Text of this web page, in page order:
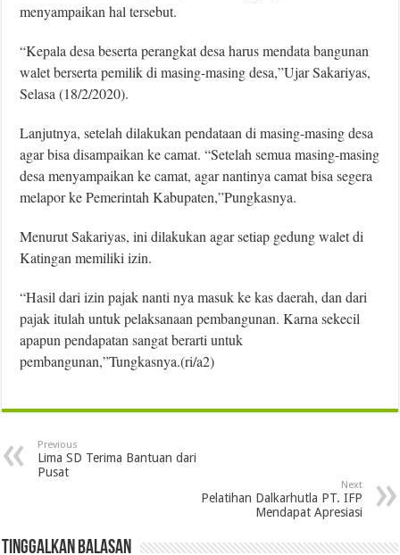
menyampaikan hal tersebut.
“Kepala desa beserta perangkat desa harus mendata bangunan
walet berserta pemilik di masing-masing desa,”Ujar Sakariyas,
Selasa (18/2/2020).
Lanjutnya, setelah dilakukan pendataan di masing-masing desa
agar bisa disampaikan ke camat. “Setelah semua masing-masing
desa menyampaikan ke camat, agar nantinya camat bisa segera
melapor ke Pemerintah Kabupaten,”Pungkasnya.
Menurut Sakariyas, ini dilakukan agar setiap gedung walet di
Katingan memiliki izin.
“Hasil dari izin pajak nanti nya masuk ke kas daerah, dan dari
pajak itulah untuk pelaksanaan pembangunan. Karna sekecil
apapun pendapatan sangat berarti untuk
pembangunan,”Tungkasnya.(ri/a2)
Previous
Lima SD Terima Bantuan dari
Pusat
Next
Pelatihan Dalkarhutla PT. IFP
Mendapat Apresiasi
Tinggalkan Balasan